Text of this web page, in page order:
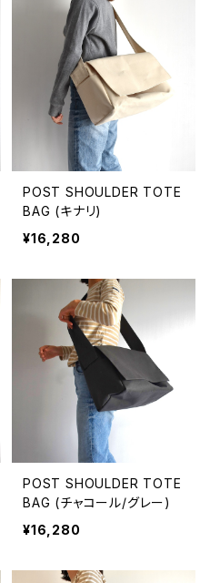
POST SHOULDER TOTE
BAG (キナリ)
¥16,280
POST SHOULDER TOTE
BAG (チャコール/グレー)
¥16,280